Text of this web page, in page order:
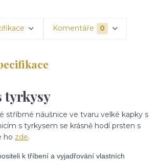
Komentáře 0
tyrkysy
stříbrné náušnice ve tvaru velké kapky s
s tyrkysem se krásně hodí prsten s
ho zde.
k tříbení a vyjadřování vlastních